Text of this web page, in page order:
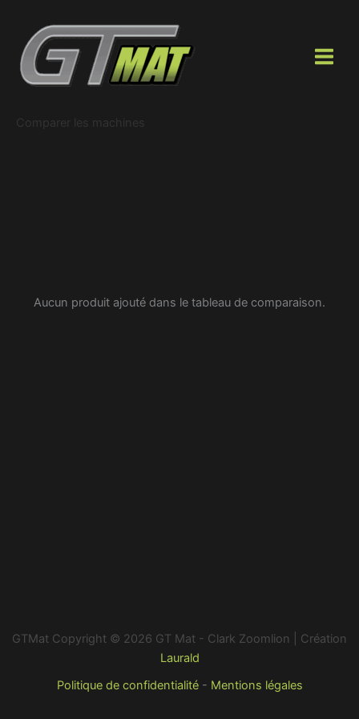
contenu
Comparer les machines
Aucun produit ajouté dans le tableau de comparaison.
GTMat Copyright © 2026 GT Mat - Clark Zoomlion | Création
Laurald
Politique de confidentialité- Mentions légales